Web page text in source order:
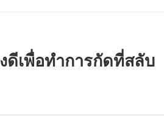
ดีเพื่อทำการกัดที่สลับ